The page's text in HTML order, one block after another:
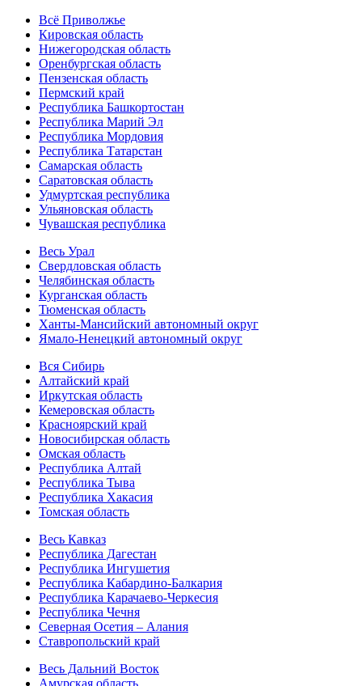
Всё Приволжье
Кировская область
Нижегородская область
Оренбургская область
Пензенская область
Пермский край
Республика Башкортостан
Республика Марий Эл
Республика Мордовия
Республика Татарстан
Самарская область
Саратовская область
Удмуртская республика
Ульяновская область
Чувашская республика
Весь Урал
Свердловская область
Челябинская область
Курганская область
Тюменская область
Ханты-Мансийский автономный округ
Ямало-Ненецкий автономный округ
Вся Сибирь
Алтайский край
Иркутская область
Кемеровская область
Красноярский край
Новосибирская область
Омская область
Республика Алтай
Республика Тыва
Республика Хакасия
Томская область
Весь Кавказ
Республика Дагестан
Республика Ингушетия
Республика Кабардино-Балкария
Республика Карачаево-Черкесия
Республика Чечня
Северная Осетия – Алания
Ставропольский край
Весь Дальний Восток
Амурская область